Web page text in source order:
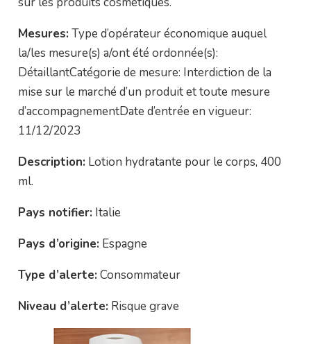
Mesures: Type d’opérateur économique auquel
la/les mesure(s) a/ont été ordonnée(s):
DétaillantCatégorie de mesure: Interdiction de la
mise sur le marché d’un produit et toute mesure
d’accompagnementDate d’entrée en vigueur:
11/12/2023
Description: Lotion hydratante pour le corps, 400
ml.
Pays notifier: Italie
Pays d’origine: Espagne
Type d’alerte: Consommateur
Niveau d’alerte: Risque grave